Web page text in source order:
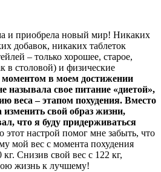
и приобрела новый мир! Никаких
добавок, никаких таблеток
– только хорошее, старое,
в столовой) и физические
в моем достижении
называла свое питание «диетой»,
веса – этапом похудения. Вместо
изменить свой образ жизни,
что я буду придерживаться
этот настрой помог мне забыть, что
мой вес с момента похудения
Снизив свой вес с 122 кг,
жизнь к лучшему!